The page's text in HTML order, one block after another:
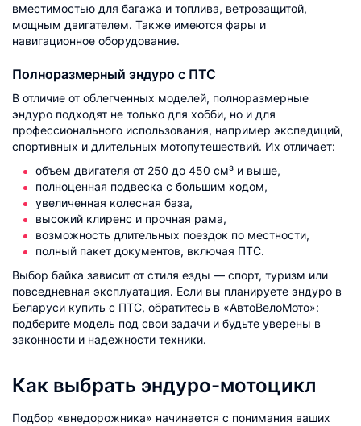
вместимостью для багажа и топлива, ветрозащитой,
мощным двигателем. Также имеются фары и
навигационное оборудование.
Полноразмерный эндуро с ПТС
В отличие от облегченных моделей, полноразмерные
эндуро подходят не только для хобби, но и для
профессионального использования, например экспедиций,
спортивных и длительных мотопутешествий. Их отличает:
объем двигателя от 250 до 450 см³ и выше,
полноценная подвеска с большим ходом,
увеличенная колесная база,
высокий клиренс и прочная рама,
возможность длительных поездок по местности,
полный пакет документов, включая ПТС.
Выбор байка зависит от стиля езды — спорт, туризм или
повседневная эксплуатация.​ Если вы планируете эндуро в
Беларуси купить с ПТС, обратитесь в «АвтоВелоМото»:
подберите модель под свои задачи и будьте уверены в
законности и надежности техники.
Как выбрать эндуро-мотоцикл
Подбор «внедорожника» начинается с понимания ваших